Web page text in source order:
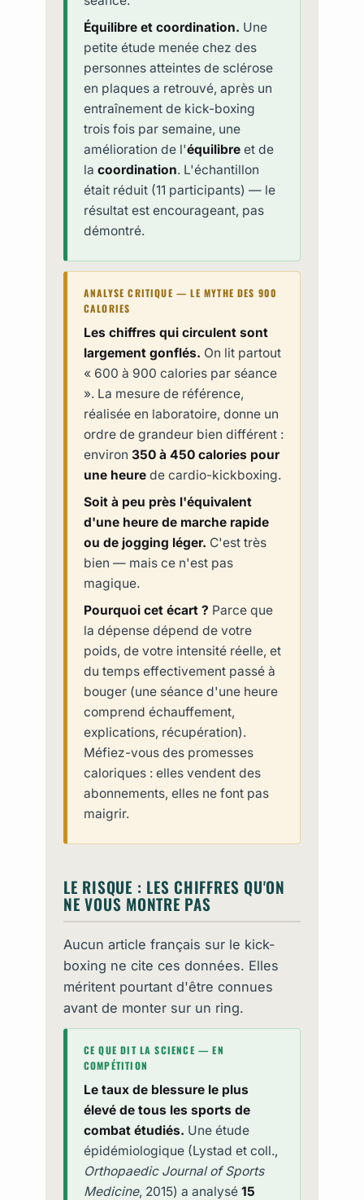
Équilibre et coordination. Une
petite étude menée chez des
personnes atteintes de sclérose
en plaques a retrouvé, après un
entraînement de kick-boxing
trois fois par semaine, une
amélioration de l'équilibreet de
la coordination. L'échantillon
était réduit (11 participants) — le
résultat est encourageant, pas
démontré.
ANALYSE CRITIQUE — LE MYTHE DES 900
CALORIES
Les chiffres qui circulent sont
largement gonflés. On lit partout
« 600 à 900 calories par séance
». La mesure de référence,
réalisée en laboratoire, donne un
ordre de grandeur bien différent :
environ 350 à 450 calories pour
une heurede cardio-kickboxing.
Soit à peu près l'équivalent
d'une heure de marche rapide
ou de jogging léger. C'est très
bien — mais ce n'est pas
magique.
Pourquoi cet écart ? Parce que
la dépense dépend de votre
poids, de votre intensité réelle, et
du temps effectivement passé à
bouger (une séance d'une heure
comprend échauffement,
explications, récupération).
Méfiez-vous des promesses
caloriques : elles vendent des
abonnements, elles ne font pas
maigrir.
LE RISQUE : LES CHIFFRES QU'ON
NE VOUS MONTRE PAS
Aucun article français sur le kick-
boxing ne cite ces données. Elles
méritent pourtant d'être connues
avant de monter sur un ring.
CE QUE DIT LA SCIENCE — EN
COMPÉTITION
Le taux de blessure le plus
élevé de tous les sports de
combat étudiés. Une étude
épidémiologique (Lystad et coll.,
Orthopaedic Journal of Sports
Medicine, 2015) a analysé 15